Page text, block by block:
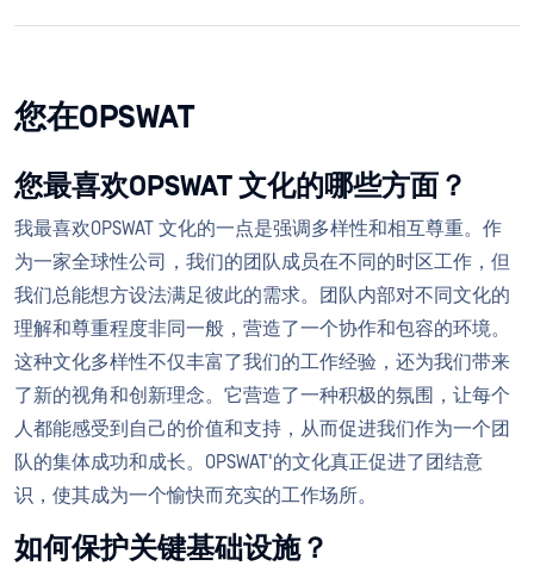
您在OPSWAT
您最喜欢OPSWAT 文化的哪些方面？
我最喜欢OPSWAT 文化的一点是强调多样性和相互尊重。作
为一家全球性公司，我们的团队成员在不同的时区工作，但
我们总能想方设法满足彼此的需求。团队内部对不同文化的
理解和尊重程度非同一般，营造了一个协作和包容的环境。
这种文化多样性不仅丰富了我们的工作经验，还为我们带来
了新的视角和创新理念。它营造了一种积极的氛围，让每个
人都能感受到自己的价值和支持，从而促进我们作为一个团
队的集体成功和成长。OPSWAT'的文化真正促进了团结意
识，使其成为一个愉快而充实的工作场所。
如何保护关键基础设施？